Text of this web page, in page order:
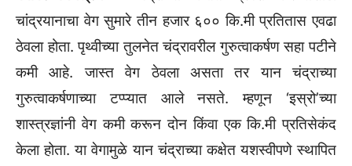
चांद्रयानाचा वेग सुमारे तीन हजार ६०० कि.मी प्रतितास एवढा
ठेवला होता. पृथ्वीच्या तुलनेत चंद्रावरील गुरुत्वाकर्षण सहा पटीने
कमी आहे. जास्त वेग ठेवला असता तर यान चंद्राच्या
गुरुत्वाकर्षणाच्या टप्प्यात आले नसते. म्हणून ‘इस्रो’च्या
शास्त्रज्ञांनी वेग कमी करून दोन किंवा एक कि.मी प्रतिसेकंद
केला होता. या वेगामुळे यान चंद्राच्या कक्षेत यशस्वीपणे स्थापित